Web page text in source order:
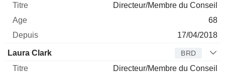
Directeur/Membre du Conseil
68
17/04/2018
Laura Clark BRD
Directeur/Membre du Conseil